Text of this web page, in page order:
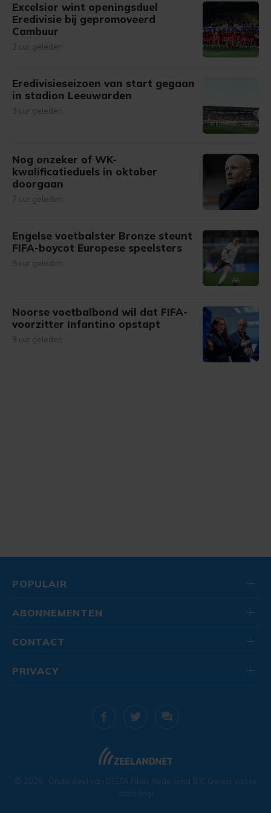
Excelsior wint openingsduel
Eredivisie bij gepromoveerd
Cambuur
2 uur geleden
Eredivisieseizoen van start gegaan
in stadion Leeuwarden
3 uur geleden
Nog onzeker of WK-
kwalificatieduels in oktober
doorgaan
7 uur geleden
Engelse voetbalster Bronze steunt
FIFA-boycot Europese speelsters
8 uur geleden
Noorse voetbalbond wil dat FIFA-
voorzitter Infantino opstapt
9 uur geleden
POPULAIR
ABONNEMENTEN
CONTACT
© 2026 . Onderdeel van DELTA Fiber Nederland B.V. Geniet van je
zaterdag!
PRIVACY